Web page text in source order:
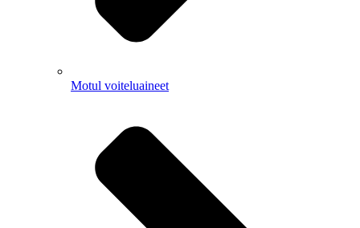
Motul voiteluaineet